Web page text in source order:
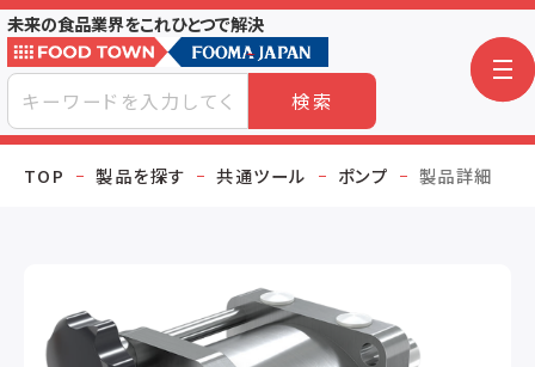
未来の食品業界をこれひとつで解決
検索
TOP 製品を探す 共通ツール ポンプ 製品詳細